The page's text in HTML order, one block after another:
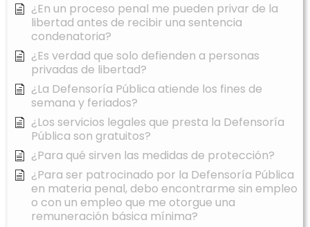
¿En un proceso penal me pueden privar de la
libertad antes de recibir una sentencia
condenatoria?
¿Es verdad que solo defienden a personas
privadas de libertad?
¿La Defensoría Pública atiende los fines de
semana y feriados?
¿Los servicios legales que presta la Defensoría
Pública son gratuitos?
¿Para qué sirven las medidas de protección?
¿Para ser patrocinado por la Defensoría Pública
en materia penal, debo encontrarme sin empleo
o con un empleo que me otorgue una
remuneración básica mínima?